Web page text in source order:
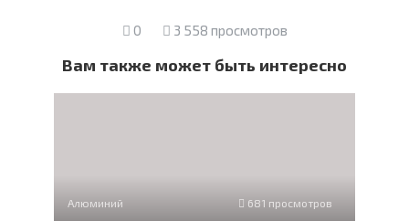
0 3 558 просмотров
Вам также может быть интересно
Алюминий 681 просмотров